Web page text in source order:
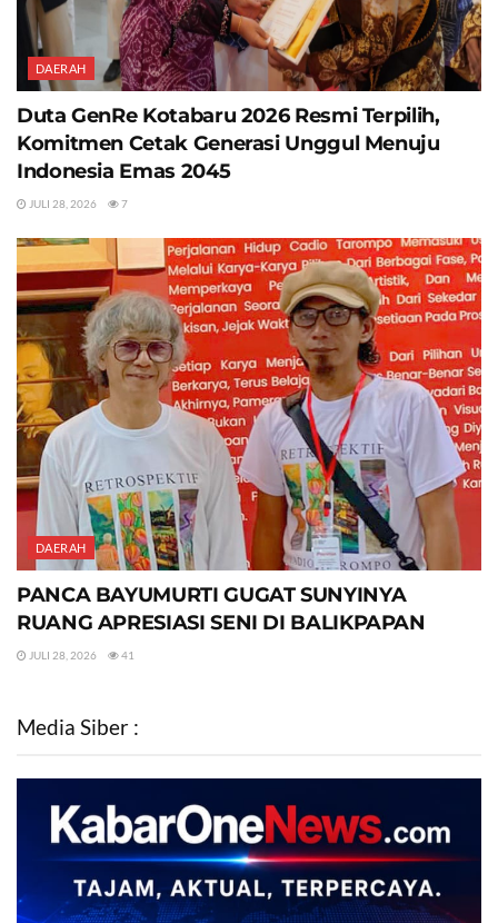
DAERAH
Duta GenRe Kotabaru 2026 Resmi Terpilih,
Komitmen Cetak Generasi Unggul Menuju
Indonesia Emas 2045
JULI 28, 2026 7
DAERAH
PANCA BAYUMURTI GUGAT SUNYINYA
RUANG APRESIASI SENI DI BALIKPAPAN
JULI 28, 2026 41
Media Siber :